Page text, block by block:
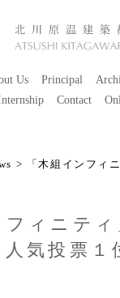
Us Principal
Contact
> 「木組インフィ
フィニテ
気投票１